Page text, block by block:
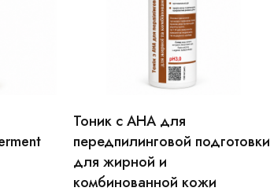
100мл 250мл
В корзину
Тоник с АНА для
передпилинговой подготовки
для жирной и
комбинованной кожи